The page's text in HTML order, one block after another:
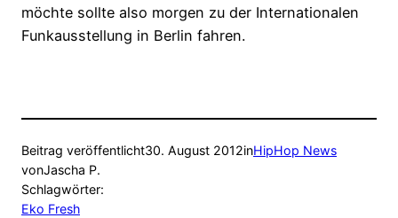
möchte sollte also morgen zu der Internationalen
Funkausstellung in Berlin fahren.
Beitrag veröffentlicht30. August 2012inHipHop News
vonJascha P.
Schlagwörter:
Eko Fresh